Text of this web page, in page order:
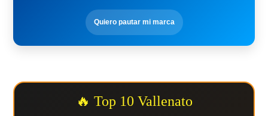
Quiero pautar mi marca
🔥 Top 10 Vallenato